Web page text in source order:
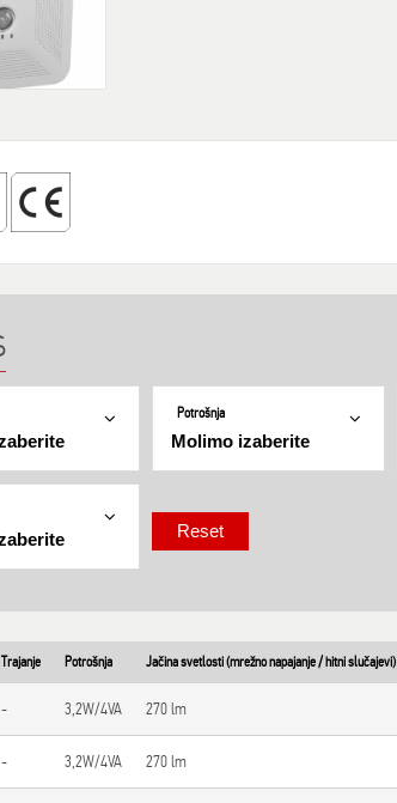
Potrošnja
Trajanje Potrošnja Jačina svetlosti (mrežno napajanje / hitni slučajevi)
- 3,2W/4VA 270 lm
- 3,2W/4VA 270 lm